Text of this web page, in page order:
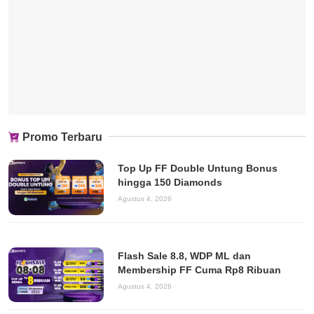
Promo Terbaru
Top Up FF Double Untung Bonus
hingga 150 Diamonds
Agustus 4, 2026
Flash Sale 8.8, WDP ML dan
Membership FF Cuma Rp8 Ribuan
Agustus 4, 2026